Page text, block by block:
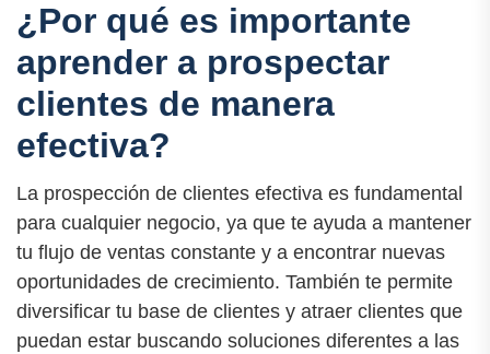
¿Por qué es importante
aprender a prospectar
clientes de manera
efectiva?
La prospección de clientes efectiva es fundamental
para cualquier negocio, ya que te ayuda a mantener
tu flujo de ventas constante y a encontrar nuevas
oportunidades de crecimiento. También te permite
diversificar tu base de clientes y atraer clientes que
puedan estar buscando soluciones diferentes a las